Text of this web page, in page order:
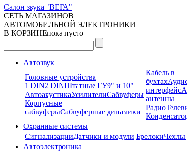
Салон звука "ВЕГА"
СЕТЬ МАГАЗИНОВ
АВТОМОБИЛЬНОЙ ЭЛЕКТРОНИКИ
В КОРЗИНЕпока пусто
Автозвук
Головные устройства
1 DIN2 DINШтатные ГУ9" и 10"
АвтоакустикаУсилителиСабвуферы
Корпусные
сабвуферыСабвуферные динамики
Кабель в
бухтах
интерфейс
антенны
Радио
Охранные системы
СигнализацииДатчики и модули БрелокиЧехлы
Автоэлектроника